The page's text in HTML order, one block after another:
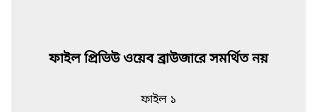
ফাইল প্রিভিউ ওয়েব ব্রাউজারে সমর্থিত নয়
ফাইল ১